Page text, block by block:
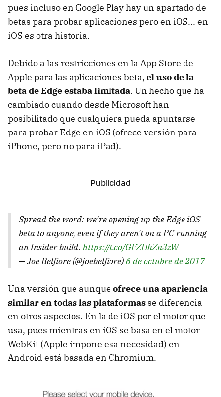
pues incluso en Google Play hay un apartado de
betas para probar aplicaciones pero en iOS... en
iOS es otra historia.
Debido a las restricciones en la App Store de
Apple para las aplicaciones beta, el uso de la
beta de Edge estaba limitada. Un hecho que ha
cambiado cuando desde Microsoft han
posibilitado que cualquiera pueda apuntarse
para probar Edge en iOS (ofrece versión para
iPhone, pero no para iPad).
Spread the word: we're opening up the Edge iOS
beta to anyone, even if they aren't on a PC running
an Insider build. https://t.co/GFZHhZn3zW
— Joe Belfiore (@joebelfiore) 6 de octubre de 2017
Una versión que aunque ofrece una apariencia
similar en todas las plataformas se diferencia
en otros aspectos. En la de iOS por el motor que
usa, pues mientras en iOS se basa en el motor
WebKit (Apple impone esa necesidad) en
Android está basada en Chromium.